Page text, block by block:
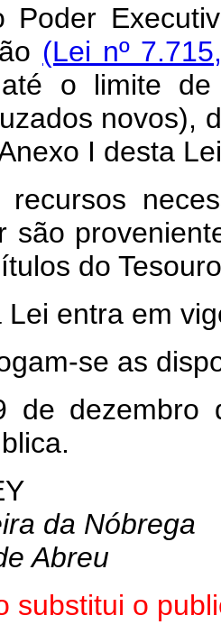
Poder
(Lei nº
até o limite
novos),
I desta
são
do
Lei entra em
se as
de dezembro
da Nóbrega
Abreu
substitui o